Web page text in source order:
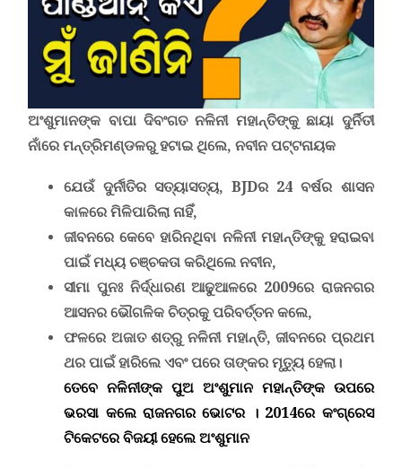
ଅଂଶୁମାନଙ୍କ ବାପା ଦିବଂଗତ ନଳିନୀ ମହାନ୍ତିଙ୍କୁ ଛାୟା ଦୁର୍ନିତୀ
ନାଁରେ ମନ୍ତ୍ରିମଣ୍ଡଳରୁ ହଟାଇ ଥିଲେ, ନବୀନ ପଟ୍ଟନାୟକ
ଯେଉଁ ଦୁର୍ନୀତିର ସତ୍ୟାସତ୍ୟ, BJDର 24 ବର୍ଷର ଶାସନ
କାଳରେ ମିଳିପାରିଲା ନାହିଁ,
ଜୀବନରେ କେବେ ହାରିନଥିବା ନଳିନୀ ମହାନ୍ତିଙ୍କୁ ହରାଇବା
ପାଇଁ ମଧ୍ୟ ଚଞ୍ଚକତା କରିଥିଲେ ନବୀନ,
ସୀମା ପୁନଃ ନିର୍ଦ୍ଧାରଣ ଆଢୁଆଳରେ 2009ରେ ରାଜନଗର
ଆସନର ଭୌଗଳିକ ଚିତ୍ରକୁ ପରିବର୍ତ୍ତନ କଲେ,
ଫଳରେ ଅଜାତ ଶତ୍ରୁ ନଳିନୀ ମହାନ୍ତି, ଜୀବନରେ ପ୍ରଥମ
ଥର ପାଇଁ ହାରିଲେ ଏବଂ ପରେ ତାଙ୍କର ମୃତ୍ୟୁ ହେଲା।
ତେବେ ନଳିନୀଙ୍କ ପୁଅ ଅଂଶୁମାନ ମହାନ୍ତିଙ୍କ ଉପରେ
ଭରସା କଲେ ରାଜନଗର ଭୋଟର । 2014ରେ କଂଗ୍ରେସ
ଟିକେଟରେ ବିଜୟୀ ହେଲେ ଅଂଶୁମାନ